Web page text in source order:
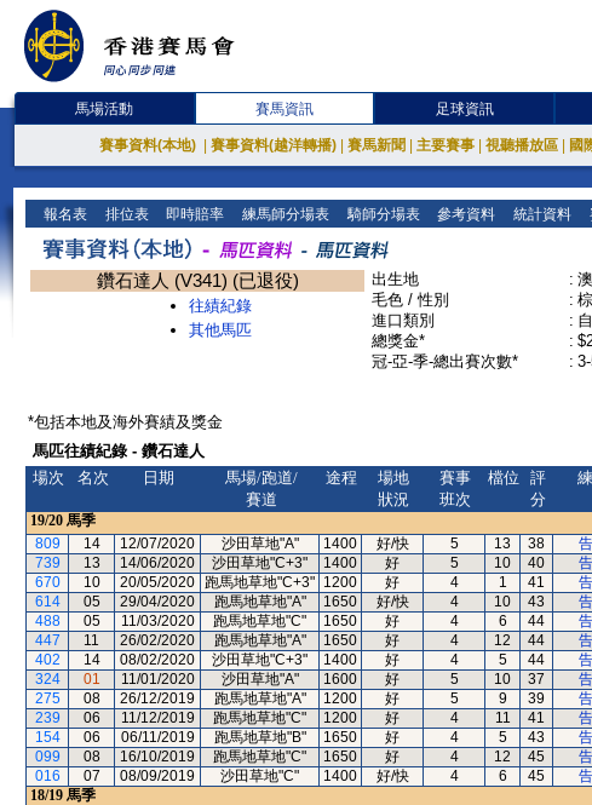
馬場活動 賽馬資訊 足球資訊
賽事資料(本地) 賽事資料(越洋轉播) 賽馬新聞 主要賽事 視聽播放區 國
報名表 排位表 即時賠率 練馬師分場表 騎師分場表 參考資料 統計資料
鑽石達人 (V341) (已退役)
往績紀錄
其他馬匹
出生地 :
毛色 / 性別
:
進口類別
:
總獎金*
:
冠-亞-季-總出賽次數*
:
*包括本地及海外賽績及獎金
馬匹往績紀錄 - 鑽石達人
場次
名次 日期
馬場/跑道/
賽道
途程
場地
狀況
賽事
班次
檔位
評
分
19/20 馬季
809
14 12/07/2020 沙田草地"A" 1400 好/快 5 13 38
739
13 14/06/2020 沙田草地"C+3" 1400 好 5 10 40
670
10 20/05/2020 跑馬地草地"C+3" 1200 好 4 1 41
614
05 29/04/2020 跑馬地草地"A" 1650 好/快 4 10 43
488
05 11/03/2020 跑馬地草地"C" 1650 好 4 6 44
447
11 26/02/2020 跑馬地草地"A" 1650 好 4 12 44
402
14 08/02/2020 沙田草地"C+3" 1400 好 4 5 44
324
01 11/01/2020 沙田草地"A" 1600 好 5 10 37
275
08 26/12/2019 跑馬地草地"A" 1200 好 5 9 39
239
06 11/12/2019 跑馬地草地"C" 1200 好 4 11 41
154
06 06/11/2019 跑馬地草地"B" 1650 好 4 5 43
099
08 16/10/2019 跑馬地草地"C" 1650 好 4 12 45
016
07 08/09/2019 沙田草地"C" 1400 好/快 4 6 45
18/19 馬季